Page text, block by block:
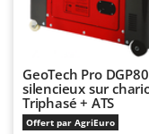
R.G.V.
Reber
Redback
GeoTech Pro
silencieux sur
Triphasé + ATS
Offert par AgriEuro